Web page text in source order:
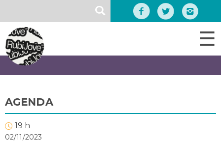
contingut
☰
AGENDA
19 h
02/11/2023